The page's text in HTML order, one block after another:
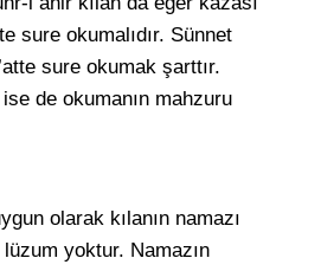
sure okumalıdır. Sünnet
sure okumak şarttır.
de okumanın mahzuru
olarak kılanın namazı
yoktur. Namazın